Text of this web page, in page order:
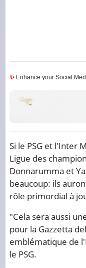
✨ Enhance your Social
Si le PSG et l'Inter
Ligue des
Donnarumma et
beaucoup: ils
rôle primordial à
"Cela sera aussi
pour la Gazzetta
emblématique de
le PSG.